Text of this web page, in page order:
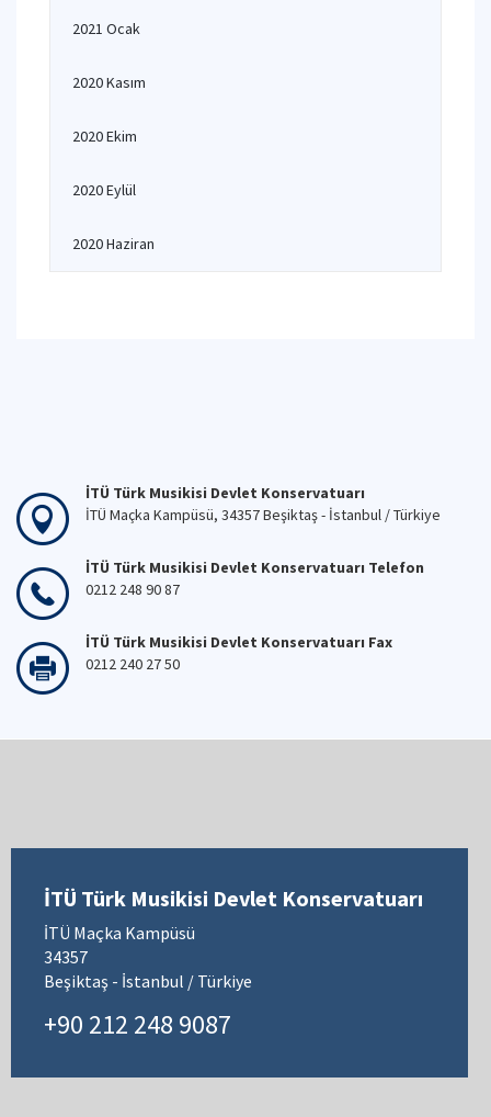
2021 Ocak
2020 Kasım
2020 Ekim
2020 Eylül
2020 Haziran
İTÜ Türk Musikisi Devlet Konservatuarı
İTÜ Maçka Kampüsü, 34357 Beşiktaş - İstanbul / Türkiye
İTÜ Türk Musikisi Devlet Konservatuarı Telefon
0212 248 90 87
İTÜ Türk Musikisi Devlet Konservatuarı Fax
0212 240 27 50
İTÜ Türk Musikisi Devlet Konservatuarı
İTÜ Maçka Kampüsü
34357
Beşiktaş - İstanbul / Türkiye
+90 212 248 9087